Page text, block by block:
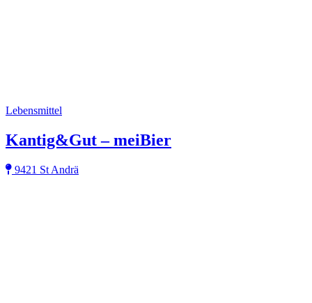
Lebensmittel
Kantig&Gut – meiBier
9421 St Andrä